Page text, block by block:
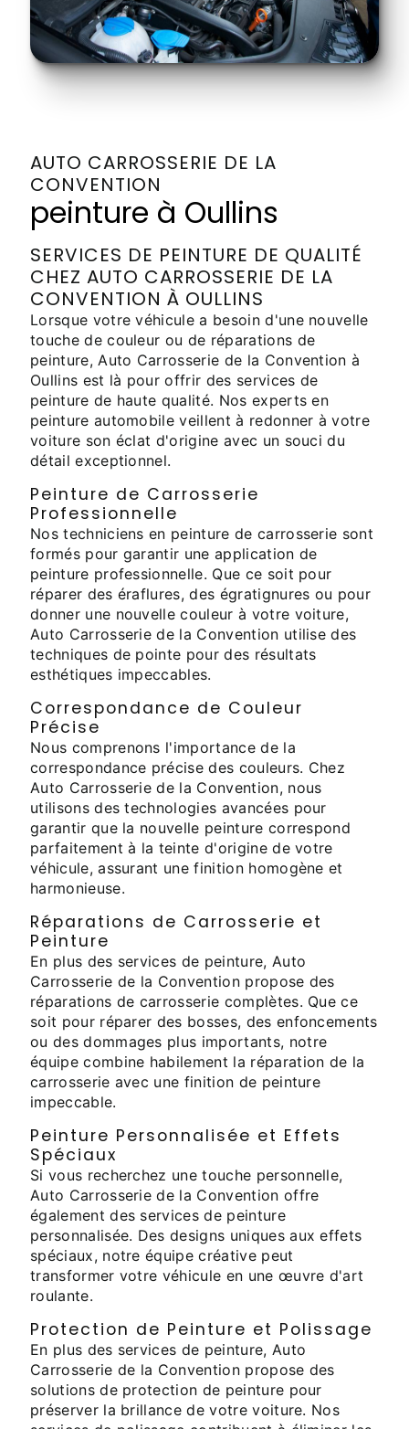
AUTO CARROSSERIE DE LA
CONVENTION
peinture à Oullins
SERVICES DE PEINTURE DE QUALITÉ
CHEZ AUTO CARROSSERIE DE LA
CONVENTION À OULLINS
Lorsque votre véhicule a besoin d'une nouvelle
touche de couleur ou de réparations de
peinture, Auto Carrosserie de la Convention à
Oullins est là pour offrir des services de
peinture de haute qualité. Nos experts en
peinture automobile veillent à redonner à votre
voiture son éclat d'origine avec un souci du
détail exceptionnel.
Peinture de Carrosserie
Professionnelle
Nos techniciens en peinture de carrosserie sont
formés pour garantir une application de
peinture professionnelle. Que ce soit pour
réparer des éraflures, des égratignures ou pour
donner une nouvelle couleur à votre voiture,
Auto Carrosserie de la Convention utilise des
techniques de pointe pour des résultats
esthétiques impeccables.
Correspondance de Couleur
Précise
Nous comprenons l'importance de la
correspondance précise des couleurs. Chez
Auto Carrosserie de la Convention, nous
utilisons des technologies avancées pour
garantir que la nouvelle peinture correspond
parfaitement à la teinte d'origine de votre
véhicule, assurant une finition homogène et
harmonieuse.
Réparations de Carrosserie et
Peinture
En plus des services de peinture, Auto
Carrosserie de la Convention propose des
réparations de carrosserie complètes. Que ce
soit pour réparer des bosses, des enfoncements
ou des dommages plus importants, notre
équipe combine habilement la réparation de la
carrosserie avec une finition de peinture
impeccable.
Peinture Personnalisée et Effets
Spéciaux
Si vous recherchez une touche personnelle,
Auto Carrosserie de la Convention offre
également des services de peinture
personnalisée. Des designs uniques aux effets
spéciaux, notre équipe créative peut
transformer votre véhicule en une œuvre d'art
roulante.
Protection de Peinture et Polissage
En plus des services de peinture, Auto
Carrosserie de la Convention propose des
solutions de protection de peinture pour
préserver la brillance de votre voiture. Nos